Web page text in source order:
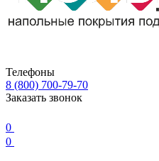
Телефоны
8 (800) 700-79-70
Заказать звонок
0
0